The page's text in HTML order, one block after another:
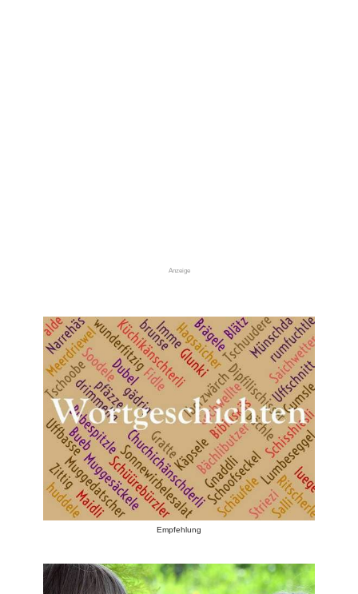
Anzeige
Empfehlung